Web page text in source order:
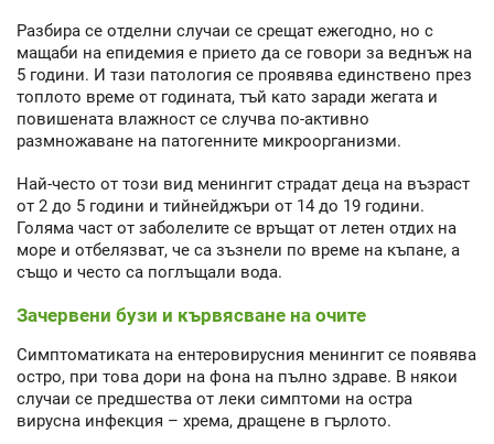
Разбира се отделни случаи се срещат ежегодно, но с
мащаби на епидемия е прието да се говори за веднъж на
5 години. И тази патология се проявява единствено през
топлото време от годината, тъй като заради жегата и
повишената влажност се случва по-активно
размножаване на патогенните микроорганизми.
Най-често от този вид менингит страдат деца на възраст
от 2 до 5 години и тийнейджъри от 14 до 19 години.
Голяма част от заболелите се връщат от летен отдих на
море и отбелязват, че са зъзнели по време на къпане, а
също и често са поглъщали вода.
Зачервени бузи и кървясване на очите
Симптоматиката на ентеровирусния менингит се появява
остро, при това дори на фона на пълно здраве. В някои
случаи се предшества от леки симптоми на остра
вирусна инфекция – хрема, дращене в гърлото.